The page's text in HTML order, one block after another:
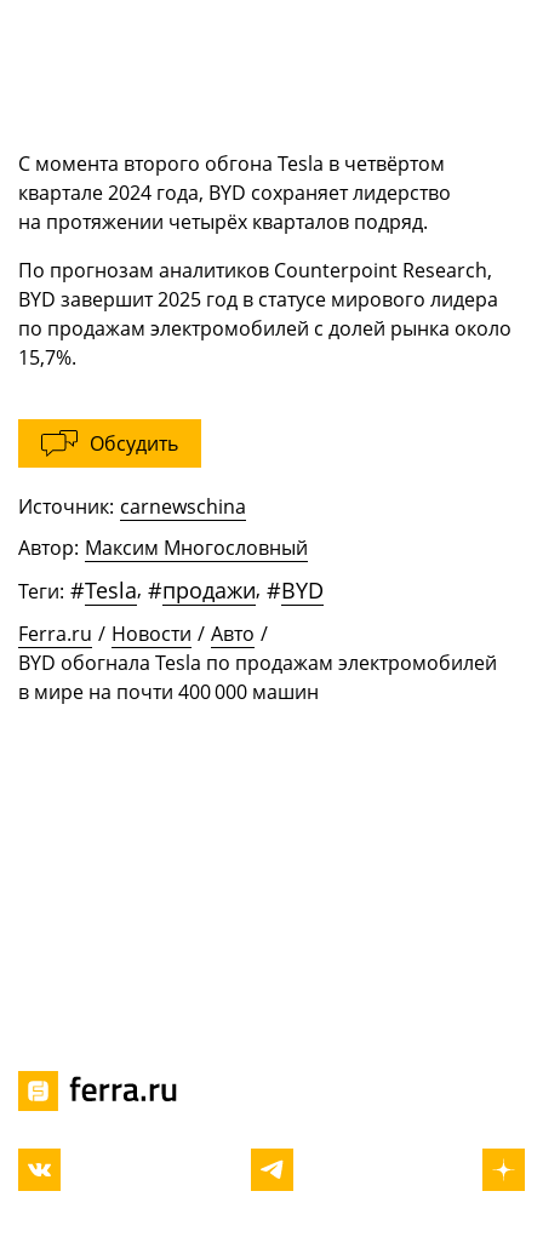
С момента второго обгона Tesla в четвёртом
квартале 2024 года, BYD сохраняет лидерство
на протяжении четырёх кварталов подряд.
По прогнозам аналитиков Counterpoint Research,
BYD завершит 2025 год в статусе мирового лидера
по продажам электромобилей с долей рынка около
15,7%.
Обсудить
Источник: carnewschina
Автор: Максим Многословный
Теги: #Tesla, #продажи, #BYD
Ferra.ru / Новости / Авто /
BYD обогнала Tesla по продажам электромобилей
в мире на почти 400 000 машин